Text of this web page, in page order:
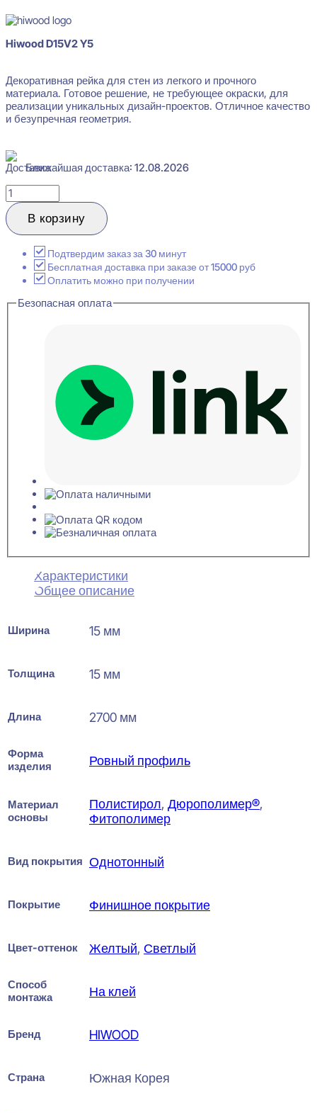
Hiwood D15V2 Y5
Декоративная рейка для стен из легкого и прочного
материала. Готовое решение, не требующее окраски, для
реализации уникальных дизайн-проектов. Отличное качество
и безупречная геометрия.
Ближайшая доставка: 12.08.2026
Количество
товара
Hiwood
D15V2
Декоративная
рейка
15x15x2700
В корзину
Подтвердим заказ за 30 минут
Бесплатная доставка при заказе от 15000 руб
Оплатить можно при получении
Безопасная оплата
Характеристики
Общее описание
Ширина 15 мм
Толщина 15 мм
Длина 2700 мм
Форма
изделия
Ровный профиль
Материал
основы
Полистирол, Дюрополимер®,
Фитополимер
Вид покрытия Однотонный
Покрытие Финишное покрытие
Цвет-оттенок Желтый, Светлый
Способ
монтажа
На клей
Бренд HIWOOD
Страна Южная Корея